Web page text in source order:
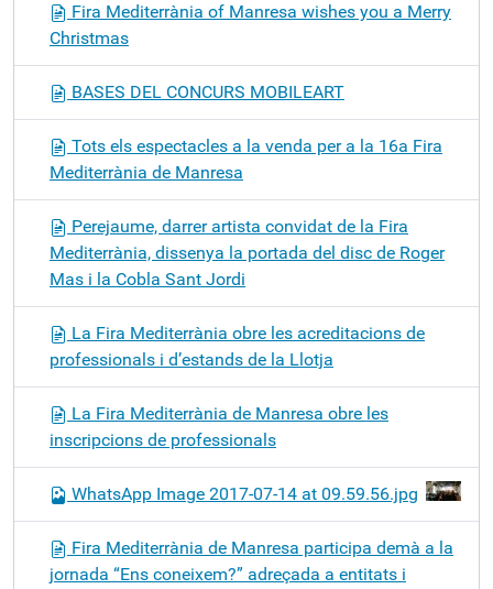
Fira Mediterrània of Manresa wishes you a Merry
Christmas
BASES DEL CONCURS MOBILEART
Tots els espectacles a la venda per a la 16a Fira
Mediterrània de Manresa
Perejaume, darrer artista convidat de la Fira
Mediterrània, dissenya la portada del disc de Roger
Mas i la Cobla Sant Jordi
La Fira Mediterrània obre les acreditacions de
professionals i d’estands de la Llotja
La Fira Mediterrània de Manresa obre les
inscripcions de professionals
WhatsApp Image 2017-07-14 at 09.59.56.jpg
Fira Mediterrània de Manresa participa demà a la
jornada “Ens coneixem?” adreçada a entitats i